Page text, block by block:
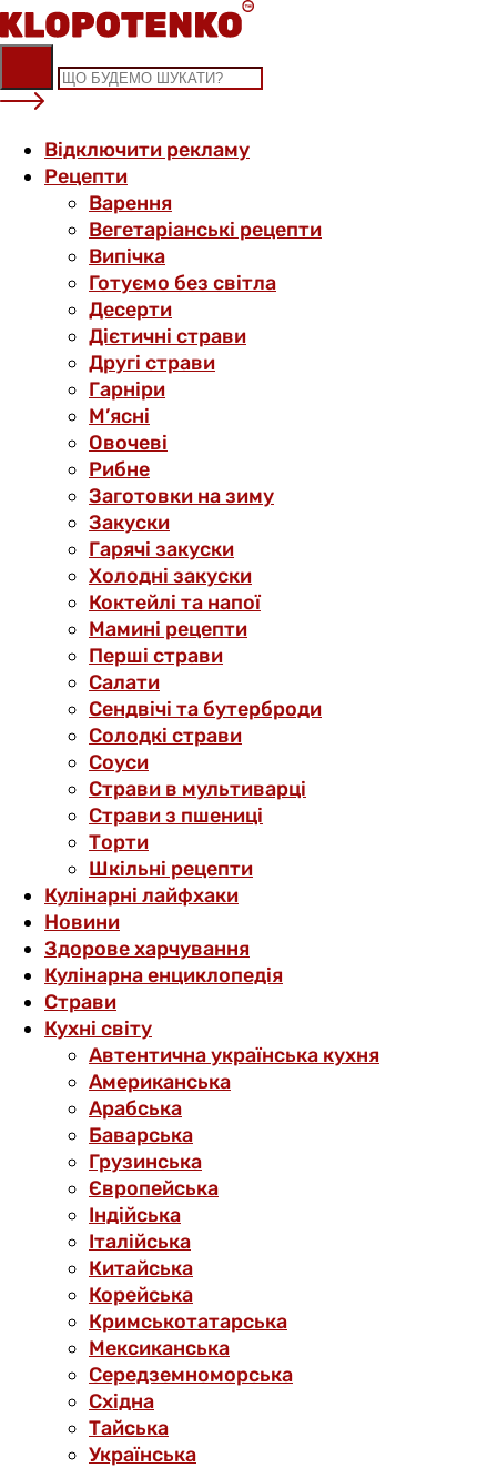
Skip
to
content
Відключити рекламу
Рецепти
Варення
Вегетаріанські рецепти
Випічка
Готуємо без світла
Десерти
Дієтичні страви
Другі страви
Гарніри
М’ясні
Овочеві
Рибне
Заготовки на зиму
Закуски
Гарячі закуски
Холодні закуски
Коктейлі та напої
Мамині рецепти
Перші страви
Салати
Сендвічі та бутерброди
Солодкі страви
Соуси
Страви в мультиварці
Страви з пшениці
Торти
Шкільні рецепти
Кулінарні лайфхаки
Новини
Здорове харчування
Кулінарна енциклопедія
Страви
Кухні світу
Автентична українська кухня
Американська
Арабська
Баварська
Грузинська
Європейська
Індійська
Італійська
Китайська
Корейська
Кримськотатарська
Мексиканська
Середземноморська
Східна
Тайська
Українська